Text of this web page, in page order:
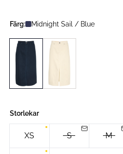
Färg: Midnight Sail / Blue
Storlekar
XS S M